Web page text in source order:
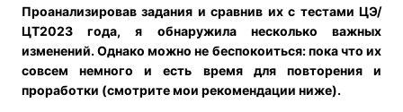
Проанализировав задания и сравнив их с тестами ЦЭ/
ЦТ2023 года, я обнаружила несколько важных
изменений. Однако можно не беспокоиться: пока что их
совсем немного и есть время для повторения и
проработки (смотрите мои рекомендации ниже).